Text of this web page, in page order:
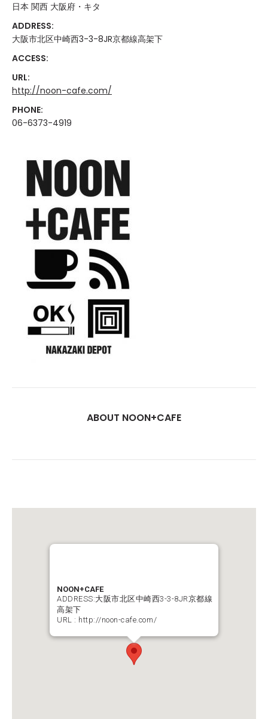
日本 関西 大阪府・キタ
ADDRESS:
大阪市北区中崎西3-3-8JR京都線高架下
ACCESS:
URL:
http://noon-cafe.com/
PHONE:
06-6373-4919
ABOUT NOON+CAFE
NOON+CAFE
ADDRESS:大阪市北区中崎西3-3-8JR京都線
高架下
URL : http://noon-cafe.com/